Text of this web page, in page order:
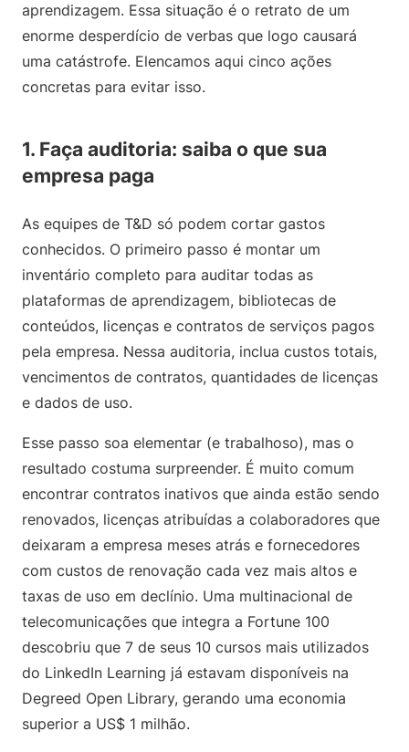
aprendizagem. Essa situação é o retrato de um
enorme desperdício de verbas que logo causará
uma catástrofe. Elencamos aqui cinco ações
concretas para evitar isso.
1. Faça auditoria: saiba o que sua
empresa paga
As equipes de T&D só podem cortar gastos
conhecidos. O primeiro passo é montar um
inventário completo para auditar todas as
plataformas de aprendizagem, bibliotecas de
conteúdos, licenças e contratos de serviços pagos
pela empresa. Nessa auditoria, inclua custos totais,
vencimentos de contratos, quantidades de licenças
e dados de uso.
Esse passo soa elementar (e trabalhoso), mas o
resultado costuma surpreender. É muito comum
encontrar contratos inativos que ainda estão sendo
renovados, licenças atribuídas a colaboradores que
deixaram a empresa meses atrás e fornecedores
com custos de renovação cada vez mais altos e
taxas de uso em declínio. Uma multinacional de
telecomunicações que integra a Fortune 100
descobriu que 7 de seus 10 cursos mais utilizados
do LinkedIn Learning já estavam disponíveis na
Degreed Open Library, gerando uma economia
superior a US$ 1 milhão.